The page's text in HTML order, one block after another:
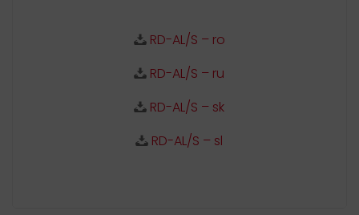
RD-AL/S – ro
RD-AL/S – ru
RD-AL/S – sk
RD-AL/S – sl